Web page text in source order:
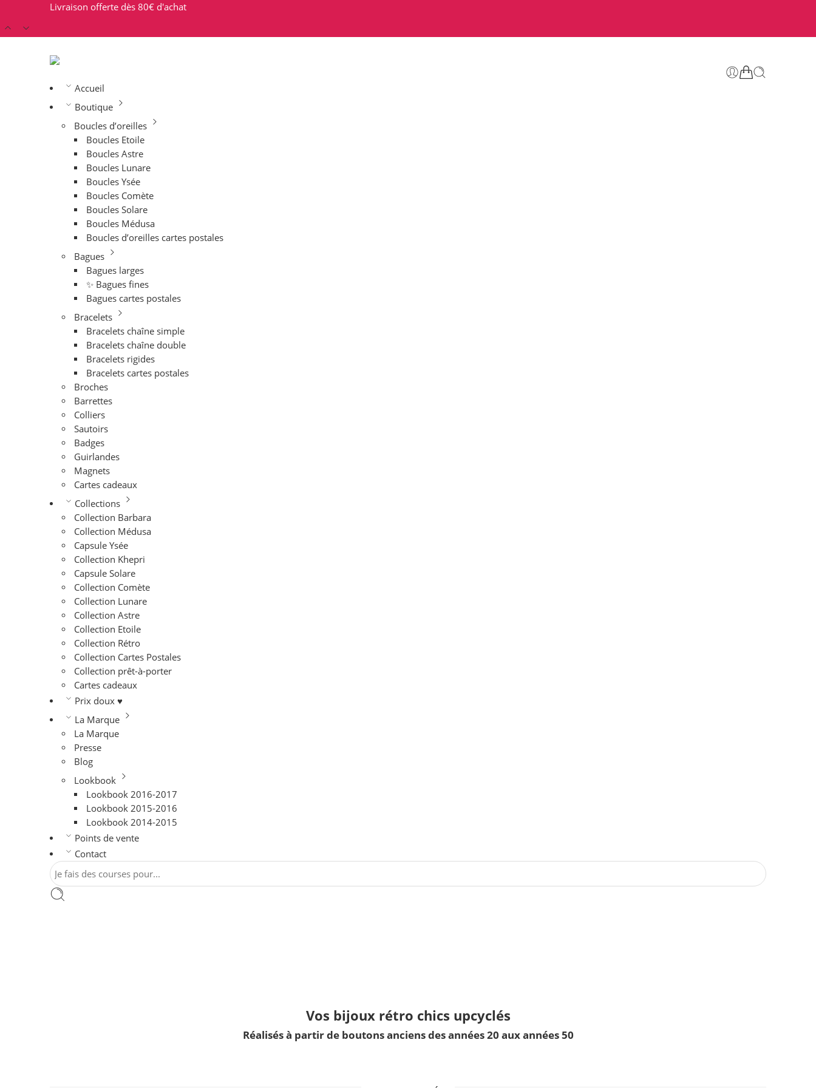
Livraison offerte dès 80€ d'achat
Accueil
Boutique
Boucles d’oreilles
Boucles Etoile
Boucles Astre
Boucles Lunare
Boucles Ysée
Boucles Comète
Boucles Solare
Boucles Médusa
Boucles d’oreilles cartes postales
Bagues
Bagues larges
✨ Bagues fines
Bagues cartes postales
Bracelets
Bracelets chaîne simple
Bracelets chaîne double
Bracelets rigides
Bracelets cartes postales
Broches
Barrettes
Colliers
Sautoirs
Badges
Guirlandes
Magnets
Cartes cadeaux
Collections
Collection Barbara
Collection Médusa
Capsule Ysée
Collection Khepri
Capsule Solare
Collection Comète
Collection Lunare
Collection Astre
Collection Etoile
Collection Rétro
Collection Cartes Postales
Collection prêt-à-porter
Cartes cadeaux
Prix doux ♥
La Marque
La Marque
Presse
Blog
Lookbook
Lookbook 2016-2017
Lookbook 2015-2016
Lookbook 2014-2015
Points de vente
Contact
Vos bijoux rétro chics upcyclés
Réalisés à partir de boutons anciens des années 20 aux années 50